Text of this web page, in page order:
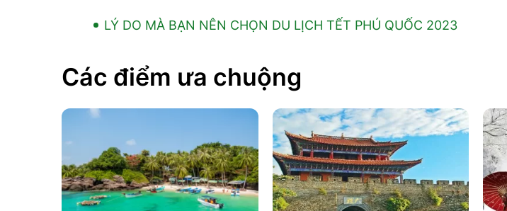
LÝ DO MÀ BẠN NÊN CHỌN DU LỊCH TẾT PHÚ QUỐC 2023
Các điểm ưa chuộng